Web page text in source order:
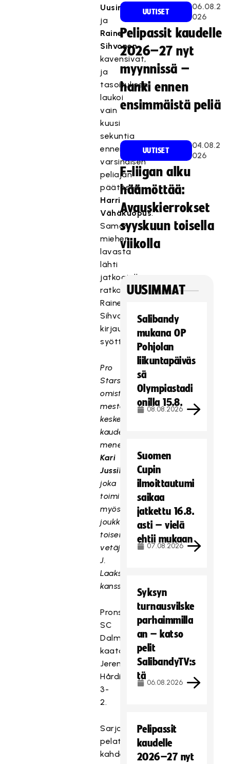
Uusimaa
ja
Raine
Sihvonen
kavensivat,
ja
tasoituksen
laukoi
vain
kuusi
sekuntia
ennen
varsinaisen
peliajan
päätöstä
Harri
Vähäkuopus.
Saman
miehen
lavasta
lähti
jatkoajalla
ratkaisuosuma
Raine
Sihvosen
kirjauttaessa
syöttöpisteen.
Pro
Stars
omisti
mestaruuden
kesken
kauden
menehtyneelle
Kari
Jussilalle
joka
toimi
myös
joukkueen
toisena
vetäjänä
J.
Laaksosen
kanssa.
Pronssiottelussa
SC
Dalmac
kaatoi
Jeremy
Hårdiksen
3-
2.
Sarjassa
pelattiin
kahden
UUTISET
06.08.2
026
Pelipassit kaudelle
2026–27 nyt
myynnissä –
hanki ennen
ensimmäistä peliä
UUTISET
04.08.2
026
F-liigan alku
häämöttää:
Avauskierrokset
syyskuun toisella
viikolla
UUSIMMAT
Salibandy
mukana OP
Pohjolan
liikuntapäiväs
sä
Olympiastadi
onilla 15.8.
08.08.2026
Suomen
Cupin
ilmoittautumi
saikaa
jatkettu 16.8.
asti – vielä
ehtii mukaan
07.08.2026
Syksyn
turnausvilske
parhaimmilla
an – katso
pelit
SalibandyTV:s
tä
06.08.2026
Pelipassit
kaudelle
2026–27 nyt